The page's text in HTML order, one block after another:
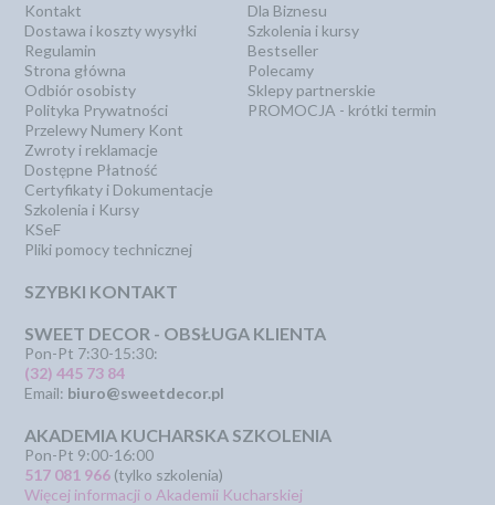
Kontakt
Dostawa i koszty wysyłki
Regulamin
Strona główna
Odbiór osobisty
Polityka Prywatności
Przelewy Numery Kont
Zwroty i reklamacje
Dostępne Płatność
Certyfikaty i Dokumentacje
Szkolenia i Kursy
KSeF
Pliki pomocy technicznej
Dla Biznesu
Szkolenia i kursy
Bestseller
Polecamy
Sklepy partnerskie
PROMOCJA - krótki termin
SZYBKI KONTAKT
SWEET DECOR - OBSŁUGA KLIENTA
Pon-Pt 7:30-15:30:
(32) 445 73 84
Email: biuro@sweetdecor.pl
AKADEMIA KUCHARSKA SZKOLENIA
Pon-Pt 9:00-16:00
517 081 966 (tylko szkolenia)
Więcej informacji o Akademii Kucharskiej